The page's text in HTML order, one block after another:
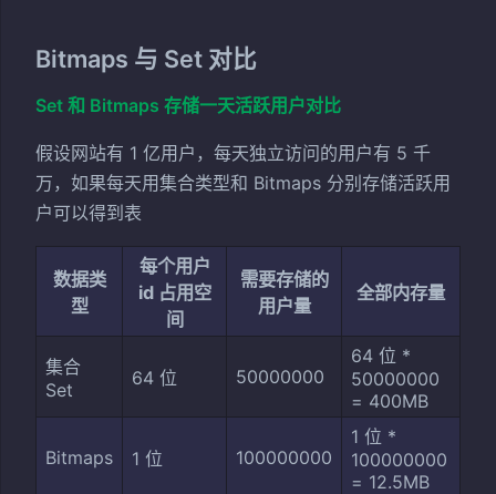
Bitmaps 与 Set 对比
Set 和 Bitmaps 存储一天活跃用户对比
假设网站有 1 亿用户，每天独立访问的用户有 5 千
万，如果每天用集合类型和 Bitmaps 分别存储活跃用
户可以得到表
数据类
型
每个用户
id 占用空
间
需要存储的
用户量
全部内存量
集合
Set
64 位 50000000
64 位 *
50000000
= 400MB
Bitmaps 1 位 100000000
1 位 *
100000000
= 12.5MB